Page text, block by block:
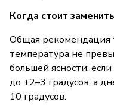
Когда стоит
Общая рекомендация
температура не
большей ясности:
до +2–3 градусов, а
10 градусов.